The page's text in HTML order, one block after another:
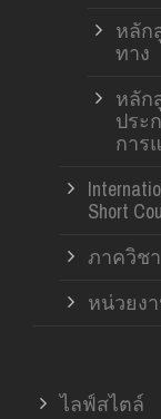
หลัก
ทาง
หลัก
ประ
การ
Short
ภาควิชา
หน่วยง
ไลฟ์สไตล์